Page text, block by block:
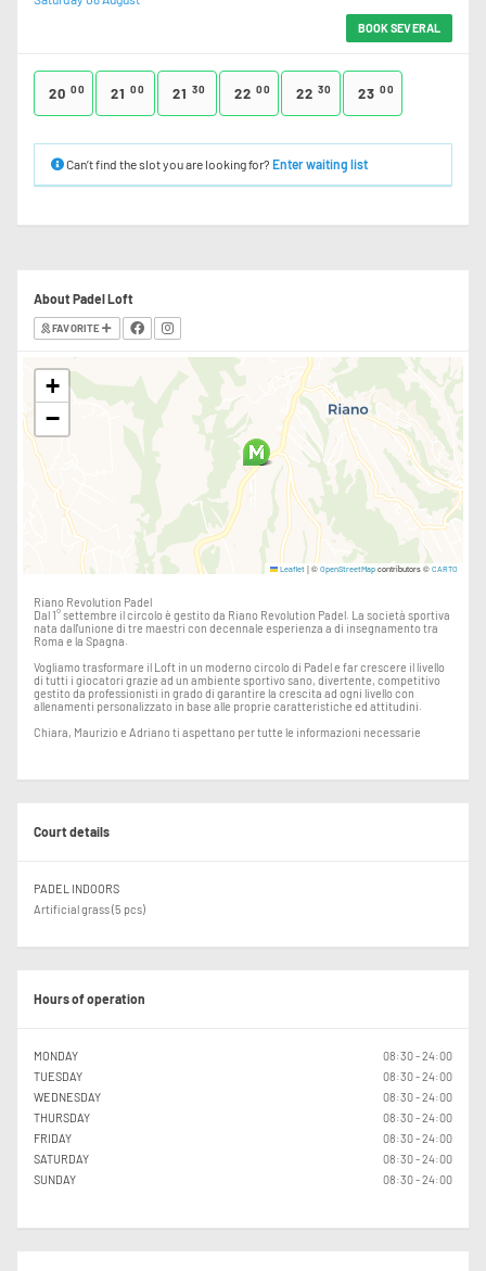
BOOK SEVERAL
20 00 21 00 21 30 22 00 22 30 23 00
Can’t find the slot you are looking for? Enter waiting list
About Padel Loft
FAVORITE
+
−
Leaflet |© OpenStreetMap contributors © CARTO
Riano Revolution Padel
Dal 1° settembre il circolo è gestito da Riano Revolution Padel. La società sportiva
nata dall'unione di tre maestri con decennale esperienza a di insegnamento tra
Roma e la Spagna.
Vogliamo trasformare il Loft in un moderno circolo di Padel e far crescere il livello
di tutti i giocatori grazie ad un ambiente sportivo sano, divertente, competitivo
gestito da professionisti in grado di garantire la crescita ad ogni livello con
allenamenti personalizzato in base alle proprie caratteristiche ed attitudini.
Chiara, Maurizio e Adriano ti aspettano per tutte le informazioni necessarie
Court details
PADEL INDOORS
Artificial grass (5 pcs)
Hours of operation
MONDAY
08:30 - 24:00
TUESDAY
08:30 - 24:00
WEDNESDAY
08:30 - 24:00
THURSDAY
08:30 - 24:00
FRIDAY
08:30 - 24:00
SATURDAY
08:30 - 24:00
SUNDAY
08:30 - 24:00